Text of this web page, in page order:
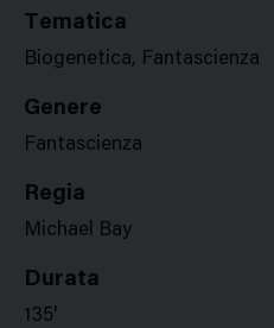
Tematica
Biogenetica, Fantascienza
Genere
Fantascienza
Regia
Michael Bay
Durata
135'